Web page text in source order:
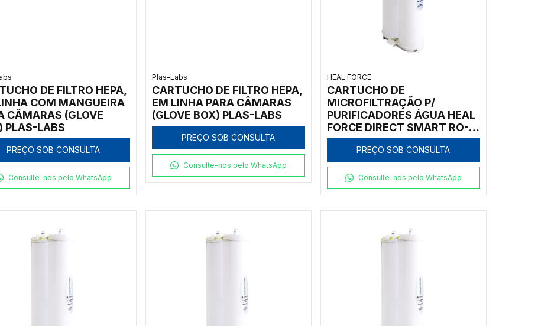
DE FILTRO HEPA,
COM MANGUEIRA
CÂMARAS (GLOVE
PLAS-LABS
PREÇO SOB CONSULTA
Consulte-nos pelo WhatsApp
Plas-Labs
CARTUCHO DE FILTRO HEPA,
EM LINHA PARA CÂMARAS
(GLOVE BOX) PLAS-LABS
PREÇO SOB CONSULTA
Consulte-nos pelo WhatsApp
HEAL FORCE
CARTUCHO DE
MICROFILTRAÇÃO P/
PURIFICADORES ÁGUA HEAL
FORCE DIRECT SMART RO-
100
PREÇO SOB CONSULTA
Consulte-nos pelo WhatsApp